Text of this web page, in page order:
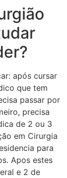
após cursar
que tem
passar por
precisa
de 2 ou 3
em Cirurgia
para
Apos estes
e 2 de